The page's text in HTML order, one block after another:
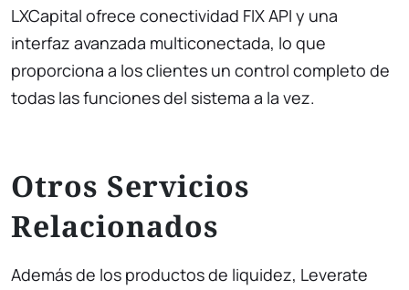
LXCapital ofrece conectividad FIX API y una
interfaz avanzada multiconectada, lo que
proporciona a los clientes un control completo de
todas las funciones del sistema a la vez.
Otros Servicios
Relacionados
Además de los productos de liquidez, Leverate